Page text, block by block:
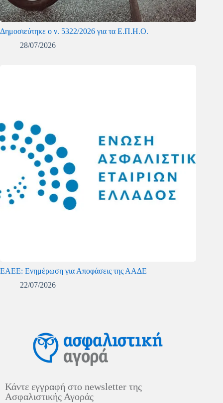
Δημοσιεύτηκε ο ν. 5322/2026 για τα Ε.Π.Η.Ο.
28/07/2026
ΕΑΕΕ: Ενημέρωση για Αποφάσεις της ΑΑΔΕ
22/07/2026
Κάντε εγγραφή στο newsletter της
Ασφαλιστικής Αγοράς